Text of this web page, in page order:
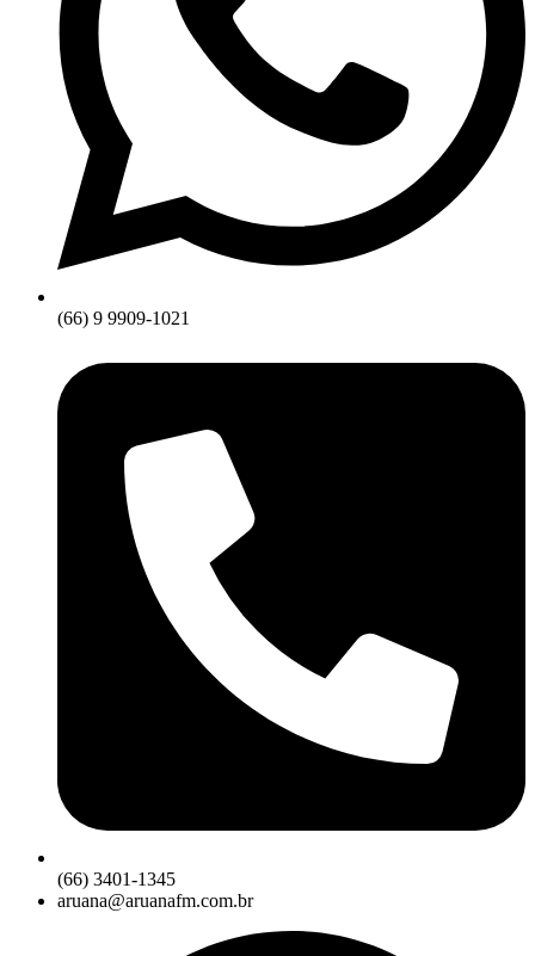
(66) 9 9909-1021
(66) 3401-1345
aruana@aruanafm.com.br